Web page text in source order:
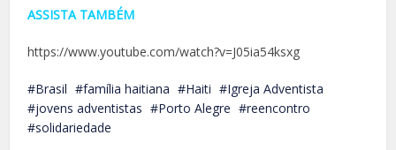
ASSISTA TAMBÉM
https://www.youtube.com/watch?v=J05ia54ksxg
Brasil família haitiana Haiti
Igreja Adventista
jovens adventistas
Porto Alegre
reencontro
solidariedade